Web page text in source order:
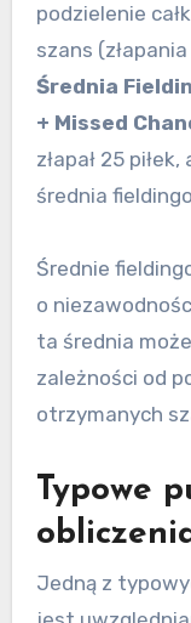
podzielenie
szans
Średnia
+ Missed
złapał 25
średnia
Średnie
o
ta średnia
zależności od
otrzymanych
Typowe
Jedną z